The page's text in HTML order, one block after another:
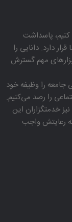
كنیم، پاسداشت
دارد. دانایی را
مهم گسترش
جامعه را وظیفه خود
را رصد می‌كنیم.
خدمتگزاران این
رعایتش واجب